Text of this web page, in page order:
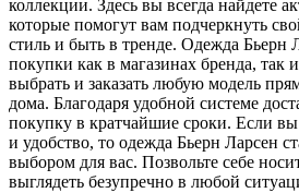
коллекции. Здесь вы всегда найдете
которые помогут вам подчеркнуть
стиль и быть в тренде. Одежда Бьерн
покупки как в магазинах бренда,
выбрать и заказать любую модель
дома. Благодаря удобной системе
покупку в кратчайшие сроки. Если вы
и удобство, то одежда Бьерн Ларсен
выбором для вас. Позвольте себе
выглядеть безупречно в любой